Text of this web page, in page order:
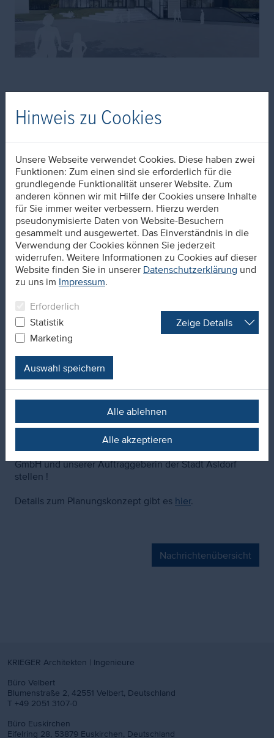
innovativen Energiekonzeptes
Mit unserem Beitrag zur Auslobung eines Hallenbad-
Neubaus konnten wir die Stadt Alsdorf überzeugen und
freuen uns auf ein spannendes Projekt, welches ganz im
Zeichen der Nachhaltigkeit steht. Denn schon vor der
Auslobung war klar, dieser Neubau soll im Rahmen
der regionalen Strukturwandel-Projekte zu Fragen der
Nachhaltigkeit Teil der "Energielandschaft AnnA 4.0"
werden.
Über das SofortprogrammPlus auf Länderebene
entwickelt die Zukunftsagentur Rheinisches Revier
Handlungskonzepte die Antworten auf dringende Fragen
des Energiewandels in der Region finden sollen. In der
Städteregion Aachen gelegen und als Teil des
"Rheinischen Reviers" werden mit der Energielandschaft
AnnA 4.0 bereits konsequent Strategien zum
strukturellen Wandel umgesetzt. Das neue Hallenbad
Alsdorf wird im städtischen Planungsrahmen "AnnA-Park"
somit zu einem wichtigen Baustein dieser Maßnahmen
Eine Herausforderung der wir uns als Architekten
gemeinsam mit unserem Projektpartner Pellikaan Bau
GmbH und unserer Auftraggeberin der Stadt Asldorf
stellen !
Details zum Planungskonzept gibt es hier.
Nachrichtenübersicht
KRIEGER Architekten | Ingenieure
Büro Velbert
Blumenstraße 2, 42551 Velbert, Deutschland
T +49 2051 3107-0
Büro Euskirchen
Eifelring 28, 53879 Euskirchen, Deutschland
Hinweis zu Cookies
Unsere Webseite verwendet Cookies. Diese haben zwei
Funktionen: Zum einen sind sie erforderlich für die
grundlegende Funktionalität unserer Website. Zum
anderen können wir mit Hilfe der Cookies unsere Inhalte
für Sie immer weiter verbessern. Hierzu werden
pseudonymisierte Daten von Website-Besuchern
gesammelt und ausgewertet. Das Einverständnis in die
Verwendung der Cookies können Sie jederzeit
widerrufen. Weitere Informationen zu Cookies auf dieser
Website finden Sie in unserer Datenschutzerklärung und
zu uns im Impressum.
Erforderlich
Statistik
Marketing
Zeige Details
Auswahl speichern
Alle ablehnen
Alle akzeptieren